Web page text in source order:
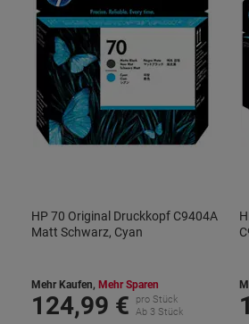
HP 70 Original Druckkopf C9404A
Matt Schwarz, Cyan
Mehr Kaufen, Mehr Sparen
124,99 €
pro Stück
Ab 3 Stück